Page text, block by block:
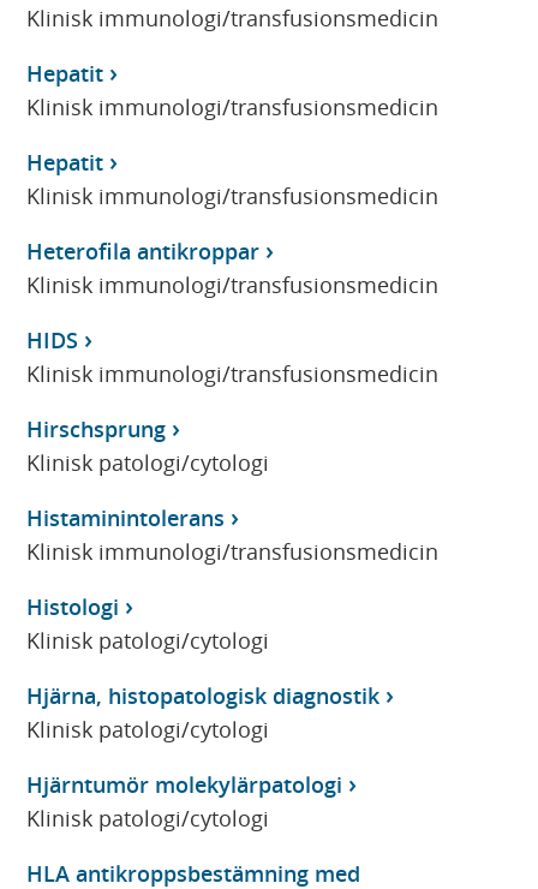
Klinisk immunologi/transfusionsmedicin
Hepatit
Klinisk immunologi/transfusionsmedicin
Hepatit
Klinisk immunologi/transfusionsmedicin
Heterofila antikroppar
Klinisk immunologi/transfusionsmedicin
HIDS
Klinisk immunologi/transfusionsmedicin
Hirschsprung
Klinisk patologi/cytologi
Histaminintolerans
Klinisk immunologi/transfusionsmedicin
Histologi
Klinisk patologi/cytologi
Hjärna, histopatologisk diagnostik
Klinisk patologi/cytologi
Hjärntumör molekylärpatologi
Klinisk patologi/cytologi
HLA antikroppsbestämning med